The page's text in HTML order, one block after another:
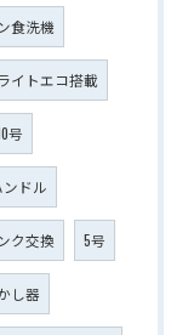
食洗機
ライトエコ搭載
号
ンドル
ク交換 5号
し器